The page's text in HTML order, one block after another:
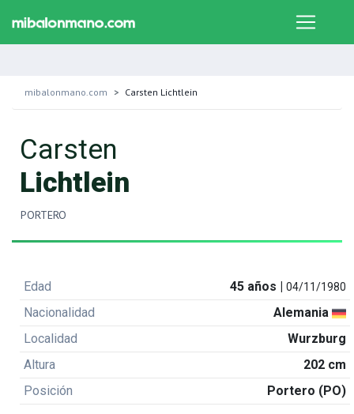
mibalonmano.com Carsten Lichtlein
Carsten
Lichtlein
PORTERO
Edad 45 años |04/11/1980
Nacionalidad
Alemania
Localidad
Wurzburg
Altura
202 cm
Posición
Portero (PO)